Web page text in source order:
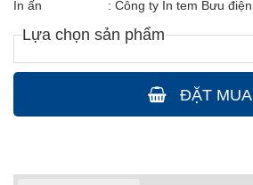
In ấn
: Công ty In tem Bưu điện
Lựa chọn sản phẩm
ĐẶT MUA